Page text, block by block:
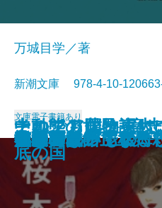
河を渡って木立の
逃げろ逃げろ逃げ
灼熱の魂
銃を持つ花嫁
このクリニック
医療コンサル高柴
光の犬
中動態の世界─意
学─
東大なんか入らな
それでも僕は東大
た─偏差値35から
あの子とQ
万城目学／著
新潮文庫 978-4-10-
文庫電子書籍あり
孤蝶の城
春のこわいもの
アマチュア
ナルニア国物語4
底の国
母親になって後悔
族長の秋
美澄真白の正なる
小暮写眞館〔上〕
小暮写眞館〔下〕
沈むフランシス